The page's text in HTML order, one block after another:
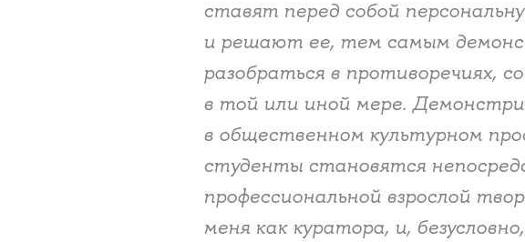
ставят перед собой
и решают ее, тем самым
разобраться в противоречиях,
в той или иной мере.
в общественном культурном
студенты становятся
профессиональной взрослой
меня как куратора, и,